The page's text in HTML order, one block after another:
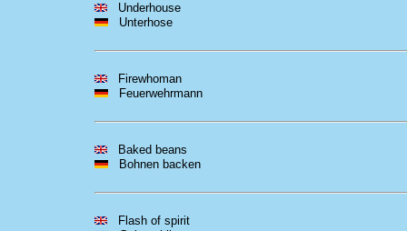
Underhouse
Unterhose
Firewhoman
Feuerwehrmann
Baked beans
Bohnen backen
Flash of spirit